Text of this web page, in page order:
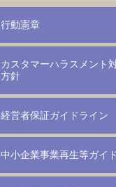
行動憲章
カスタマーハラスメント
方針
経営者保証ガイドライン
中小企業事業再生等ガイ